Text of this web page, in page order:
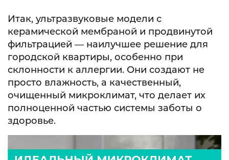
Итак, ультразвуковые модели с
керамической мембраной и продвинутой
фильтрацией — наилучшее решение для
городской квартиры, особенно при
склонности к аллергии. Они создают не
просто влажность, а качественный,
очищенный микроклимат, что делает их
полноценной частью системы заботы о
здоровье.